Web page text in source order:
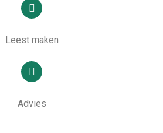
Leest maken
Advies